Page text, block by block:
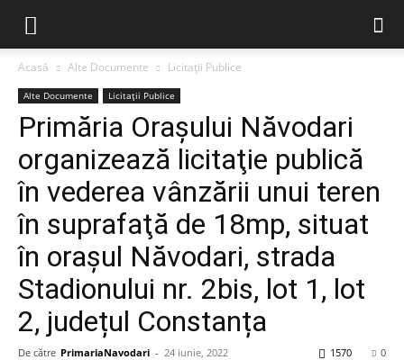
Acasă Alte Documente Licitații Publice
Alte Documente Licitații Publice
Primăria Orașului Năvodari
organizează licitaţie publică
în vederea vânzării unui teren
în suprafaţă de 18mp, situat
în oraşul Năvodari, strada
Stadionului nr. 2bis, lot 1, lot
2, județul Constanța
De către PrimariaNavodari - 24 iunie, 2022 0
1570